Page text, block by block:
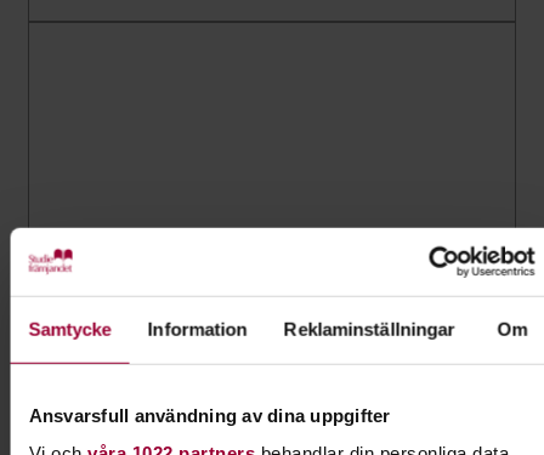
Samtycke Information Reklaminställningar Om
Ansvarsfull användning av dina uppgifter
Möt Mire Stevkov